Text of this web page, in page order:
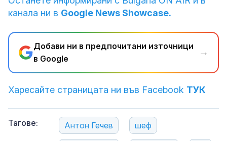
канала ни в Google News Showcase.
Добави ни в предпочитани източници
в Google
→
Харесайте страницата ни във Facebook ТУК
Тагове: Антон Гечев шеф